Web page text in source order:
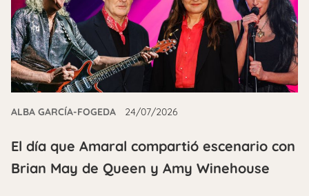
ALBA GARCÍA-FOGEDA 24/07/2026
El día que Amaral compartió escenario con
Brian May de Queen y Amy Winehouse